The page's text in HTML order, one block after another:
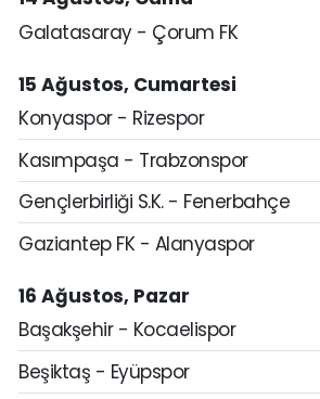
Galatasaray - Çorum FK
15 Ağustos, Cumartesi
Konyaspor - Rizespor
Kasımpaşa - Trabzonspor
Gençlerbirliği S.K. - Fenerbahçe
Gaziantep FK - Alanyaspor
16 Ağustos, Pazar
Başakşehir - Kocaelispor
Beşiktaş - Eyüpspor